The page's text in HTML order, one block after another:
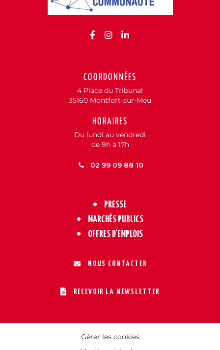
Lien vers le compte
Lien vers le compte
Lien vers le compte
COORDONNÉES
4 Place du Tribunal
35160 Montfort-sur-Meu
HORAIRES
Du lundi au vendredi
de 9h à 17h
02 99 09 88 10
PRESSE
MARCHÉS PUBLICS
OFFRES D’EMPLOIS
NOUS CONTACTER
RECEVOIR LA NEWSLETTER
Gérer les cookies